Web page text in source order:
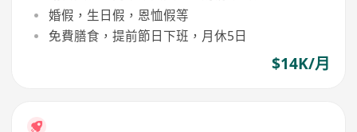
婚假，生日假，恩恤假等
免費膳食，提前節日下班，月休5日
$14K/月